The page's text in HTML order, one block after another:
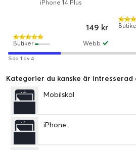
iPhone 14 Plus
149 kr
Webb
Butiker
Sida 1 av 4
Kategorier du kanske är intresserad
Mobilskal
iPhone